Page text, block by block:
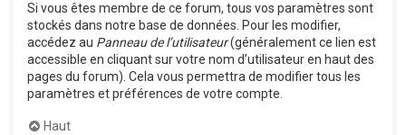
Si vous êtes membre de ce forum, tous vos paramètres sont
stockés dans notre base de données. Pour les modifier,
accédez au Panneau de l’utilisateur(généralement ce lien est
accessible en cliquant sur votre nom d’utilisateur en haut des
pages du forum). Cela vous permettra de modifier tous les
paramètres et préférences de votre compte.
Haut